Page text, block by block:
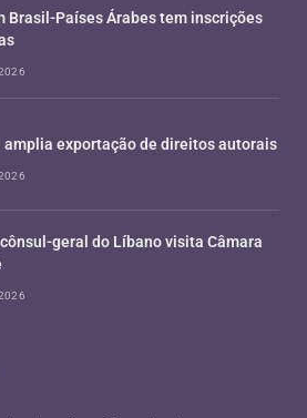
Brasil-Países Árabes tem inscrições
amplia exportação de direitos autorais
geral do Líbano visita Câmara